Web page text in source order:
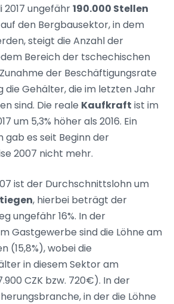
2017 ungefähr190.000 Stellen
auf den Bergbausektor, in dem
steigt die Anzahl der
Bereich der tschechischen
der Beschäftigungsrate
die Gehälter, die im letzten Jahr
sind. Die reale Kaufkraft ist im
um 5,3% höher als 2016. Ein
gab es seit Beginn der
2007 nicht mehr.
ist der Durchschnittslohn um
, hierbei beträgt der
ungefähr 16%. In der
Gastgewerbe sind die Löhne am
(15,8%), wobei die
in diesem Sektor am
CZK bzw. 720€). In der
in der die Löhne